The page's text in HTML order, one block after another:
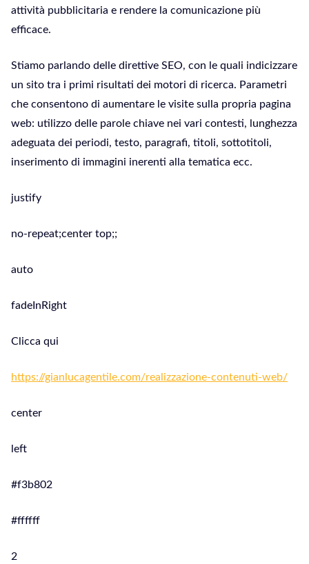
attività pubblicitaria e rendere la comunicazione più
efficace.
Stiamo parlando delle direttive SEO, con le quali indicizzare
un sito tra i primi risultati dei motori di ricerca. Parametri
che consentono di aumentare le visite sulla propria pagina
web: utilizzo delle parole chiave nei vari contesti, lunghezza
adeguata dei periodi, testo, paragrafi, titoli, sottotitoli,
inserimento di immagini inerenti alla tematica ecc.
justify
no-repeat;center top;;
auto
fadeInRight
Clicca qui
https://gianlucagentile.com/realizzazione-contenuti-web/
center
left
#f3b802
#ffffff
2